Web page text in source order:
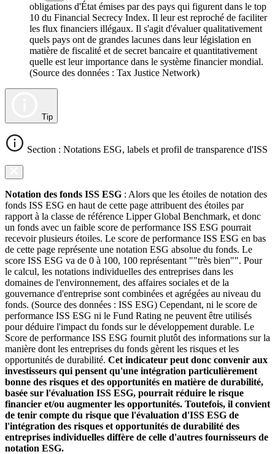
obligations d'État émises par des pays qui figurent dans le top
10 du Financial Secrecy Index. Il leur est reproché de faciliter
les flux financiers illégaux. Il s'agit d'évaluer qualitativement
quels pays ont de grandes lacunes dans leur législation en
matière de fiscalité et de secret bancaire et quantitativement
quelle est leur importance dans le système financier mondial.
(Source des données : Tax Justice Network)
Tip
Section : Notations ESG, labels et profil de transparence d'ISS
Notation des fonds ISS ESG : Alors que les étoiles de notation des
fonds ISS ESG en haut de cette page attribuent des étoiles par
rapport à la classe de référence Lipper Global Benchmark, et donc
un fonds avec un faible score de performance ISS ESG pourrait
recevoir plusieurs étoiles. Le score de performance ISS ESG en bas
de cette page représente une notation ESG absolue du fonds. Le
score ISS ESG va de 0 à 100, 100 représentant ""très bien"". Pour
le calcul, les notations individuelles des entreprises dans les
domaines de l'environnement, des affaires sociales et de la
gouvernance d'entreprise sont combinées et agrégées au niveau du
fonds. (Source des données : ISS ESG) Cependant, ni le score de
performance ISS ESG ni le Fund Rating ne peuvent être utilisés
pour déduire l'impact du fonds sur le développement durable. Le
Score de performance ISS ESG fournit plutôt des informations sur la
manière dont les entreprises du fonds gèrent les risques et les
opportunités de durabilité. Cet indicateur peut donc convenir aux
investisseurs qui pensent qu'une intégration particulièrement
bonne des risques et des opportunités en matière de durabilité,
basée sur l'évaluation ISS ESG, pourrait réduire le risque
financier et/ou augmenter les opportunités. Toutefois, il convient
de tenir compte du risque que l'évaluation d'ISS ESG de
l'intégration des risques et opportunités de durabilité des
entreprises individuelles diffère de celle d'autres fournisseurs de
notation ESG.